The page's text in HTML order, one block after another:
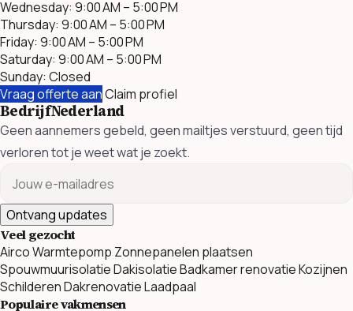
Wednesday: 9:00 AM – 5:00 PM
Thursday: 9:00 AM – 5:00 PM
Friday: 9:00 AM – 5:00 PM
Saturday: 9:00 AM – 5:00 PM
Sunday: Closed
Vraag offerte aanClaim profiel
BedrijfNederland
Geen aannemers gebeld, geen mailtjes verstuurd, geen tijd
verloren tot je weet wat je zoekt.
Ontvang updates
Veel gezocht
AircoWarmtepomp Zonnepanelen plaatsen
SpouwmuurisolatieDakisolatieBadkamer renovatieKozijnen
SchilderenDakrenovatieLaadpaal
Populaire vakmensen